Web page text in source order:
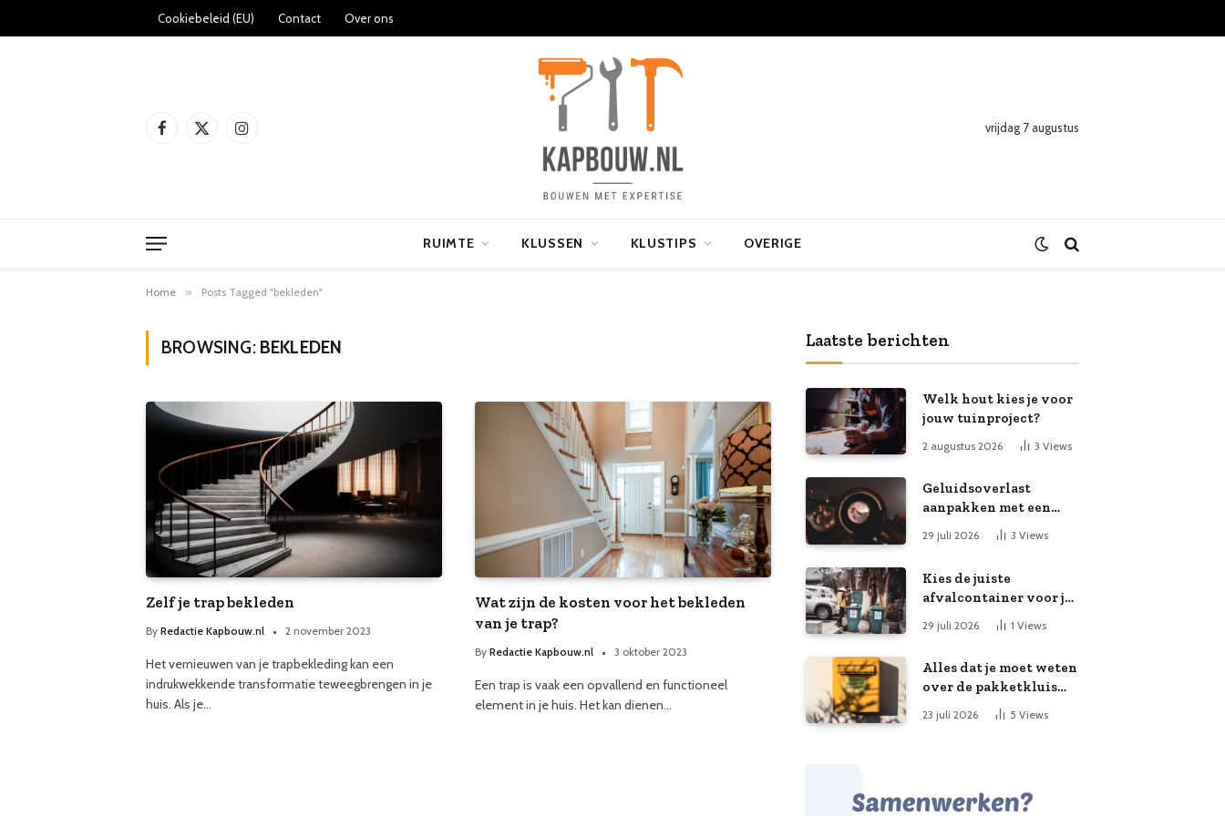
Cookiebeleid (EU) Contact Over ons
Facebook
X
Instagram vrijdag 7 augustus
RUIMTE KLUSSEN KLUSTIPS OVERIGE
Home » Posts Tagged "bekleden"
BROWSING: BEKLEDEN
Zelf je trap bekleden
By Redactie Kapbouw.nl 2 november 2023
Het vernieuwen van je trapbekleding kan een
indrukwekkende transformatie teweegbrengen in je
huis. Als je…
Wat zijn de kosten voor het bekleden
van je trap?
By Redactie Kapbouw.nl 3 oktober 2023
Een trap is vaak een opvallend en functioneel
element in je huis. Het kan dienen…
Laatste berichten
Welk hout kies je voor
jouw tuinproject?
2 augustus 2026 3 Views
Geluidsoverlast
aanpakken met een
slimme meting
29 juli 2026 3 Views
Kies de juiste
afvalcontainer voor je
29 juli 2026 1 Views
Alles dat je moet weten
over de pakketkluis
aan huis: voordelen,
kooptips en belang
23 juli 2026 5 Views